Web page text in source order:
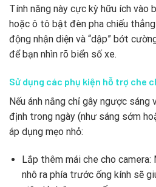
Tính năng này cực kỳ hữu ích vào
hoặc ô tô bật đèn pha chiếu
động nhận diện và “dập” bớt
để bạn nhìn rõ biển số xe.
Sử dụng các phụ kiện hỗ trợ che
Nếu ánh nắng chỉ gây ngược
định trong ngày (như sáng sớm
áp dụng mẹo nhỏ:
Lắp thêm mái che cho
nhô ra phía trước ống kính sẽ